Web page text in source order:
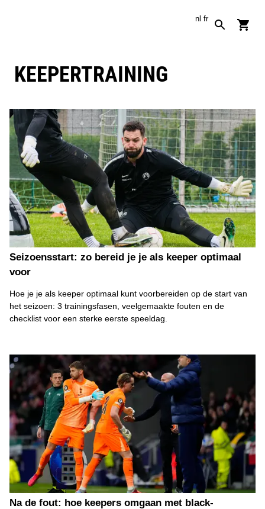
nl fr
KEEPERTRAINING
Seizoensstart: zo bereid je je als keeper optimaal
voor
Hoe je je als keeper optimaal kunt voorbereiden op de start van
het seizoen: 3 trainingsfasen, veelgemaakte fouten en de
checklist voor een sterke eerste speeldag.
Na de fout: hoe keepers omgaan met black-